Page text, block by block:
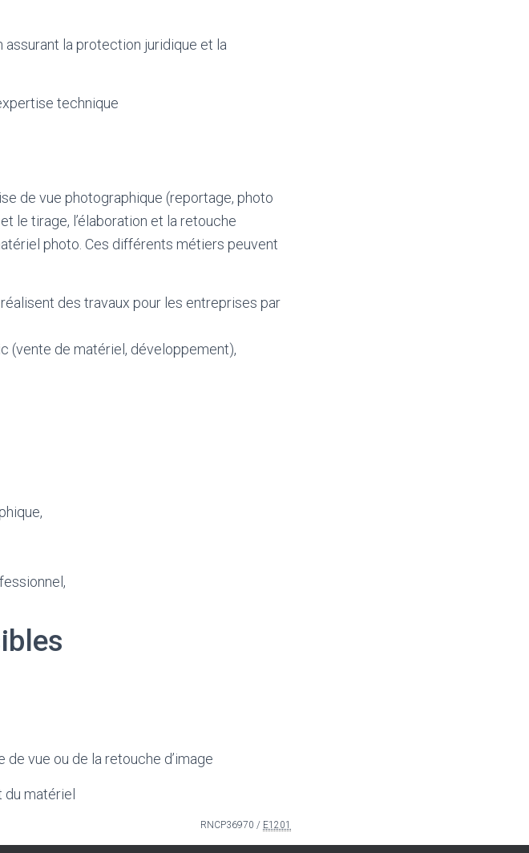
la protection juridique et la
technique
de vue photographique (reportage, photo
le tirage, l’élaboration et la retouche
photo. Ces différents métiers peuvent
des travaux pour les entreprises par
(vente de matériel, développement),
vue ou de la retouche d’image
matériel
RNCP36970 / E1201